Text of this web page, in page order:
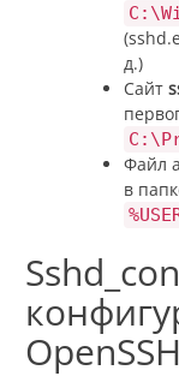
д.)
Сайт
Файл
в
OpenSSH